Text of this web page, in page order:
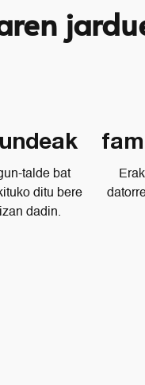
talde bat
ditu bere
dadin.